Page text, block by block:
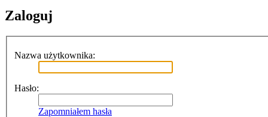
Zaloguj
Nazwa użytkownika:
Hasło:
Zapomniałem hasła